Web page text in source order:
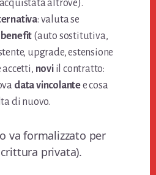
altrove).
: valuta se
benefit (auto sostitutiva,
upgrade, estensione
accetti, noviil contratto:
data vincolantee cosa
di nuovo.
va formalizzato per
privata).